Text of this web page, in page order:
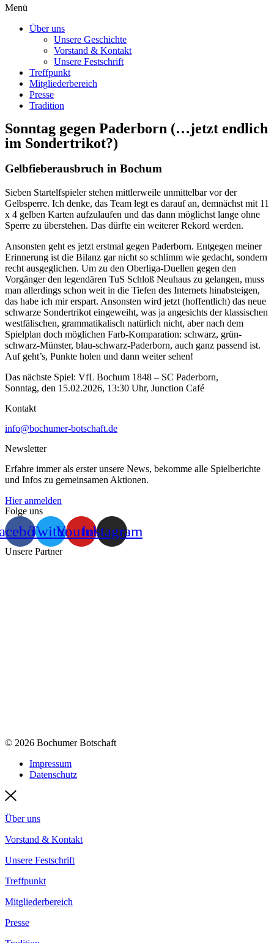
Menü
Über uns
Unsere Geschichte
Vorstand & Kontakt
Unsere Festschrift
Treffpunkt
Mitgliederbereich
Presse
Tradition
Sonntag gegen Paderborn (…jetzt endlich
im Sondertrikot?)
Gelbfieberausbruch in Bochum
Sieben Startelfspieler stehen mittlerweile unmittelbar vor der
Gelbsperre. Ich denke, das Team legt es darauf an, demnächst mit 11
x 4 gelben Karten aufzulaufen und das dann möglichst lange ohne
Sperre zu überstehen. Das dürfte ein weiterer Rekord werden.
Ansonsten geht es jetzt erstmal gegen Paderborn. Entgegen meiner
Erinnerung ist die Bilanz gar nicht so schlimm wie gedacht, sondern
recht ausgeglichen. Um zu den Oberliga-Duellen gegen den
Vorgänger den legendären TuS Schloß Neuhaus zu gelangen, muss
man allerdings schon weit in die Tiefen des Internets hinabsteigen,
das habe ich mir erspart. Ansonsten wird jetzt (hoffentlich) das neue
schwarze Sondertrikot eingeweiht, was ja angesichts der klassischen
westfälischen, grammatikalisch natürlich nicht, aber nach dem
Spielplan doch möglichen Farb-Komparation: schwarz, grün-
schwarz-Münster, blau-schwarz-Paderborn, auch ganz passend ist.
Auf geht’s, Punkte holen und dann weiter sehen!
Das nächste Spiel: VfL Bochum 1848 – SC Paderborn,
Sonntag, den 15.02.2026, 13:30 Uhr, Junction Café
Kontakt
info@bochumer-botschaft.de
Newsletter
Erfahre immer als erster unsere News, bekomme alle Spielberichte
und Infos zu gemeinsamen Aktionen.
Hier anmelden
Folge uns
TwitterYoutubeInstagram
Unsere Partner
© 2026 Bochumer Botschaft
Impressum
Datenschutz
Über uns
Vorstand & Kontakt
Unsere Festschrift
Treffpunkt
Mitgliederbereich
Presse